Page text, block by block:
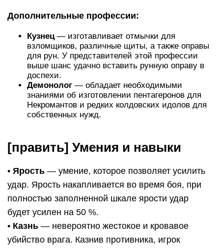
Дополнительные профессии:
Кузнец— изготавливает отмычки для
взломщиков, различные щиты, а также оправы
для рун. У представителей этой профессии
выше шанс удачно вставить рунную оправу в
доспехи.
Демонолог — обладает необходимыми
знаниями об изготовлении пентагеронов для
Некромантов и редких колдовских идолов для
собственных нужд.
[править] Умения и навыки
• Ярость — умение, которое позволяет усилить
удар. Ярость накапливается во время боя, при
полностью заполненной шкале ярости удар
будет усилен на 50 %.
• Казнь — невероятно жестокое и кровавое
убийство врага. Казнив противника, игрок